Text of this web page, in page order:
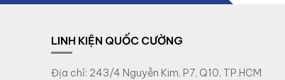
LINH KIỆN QUỐC CƯỜNG
Địa chỉ: 243/4 Nguyễn Kim, P7, Q10, TP.HCM